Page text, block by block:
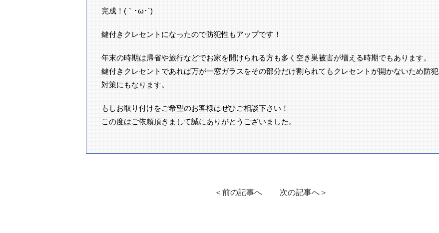
完成！(｀･ω･´)ゞ
鍵付きクレセントになったので防犯性もアップです！
年末の時期は帰省や旅行などでお家を開けられる方も多く空き巣被害が増える時期でもあります。
鍵付きクレセントであれば万が一窓ガラスをその部分だけ割られてもクレセントが開かないため防犯
対策にもなります。
もしお取り付けをご希望のお客様はぜひご相談下さい！
この度はご依頼頂きまして誠にありがとうございました。
＜前の記事へ 次の記事へ＞